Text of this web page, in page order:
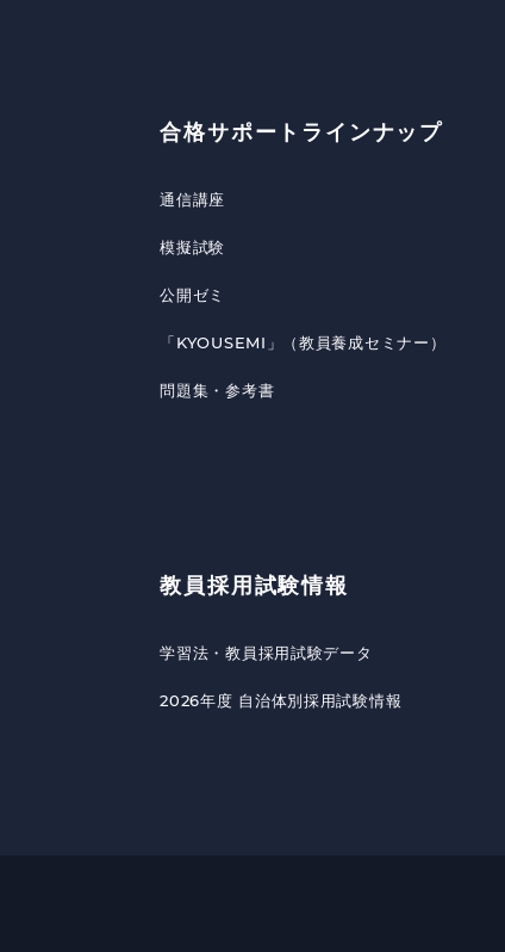
合格サポートラインナップ
通信講座
模擬試験
公開ゼミ
「KYOUSEMI」（教員養成セミナー）
問題集・参考書
教員採用試験情報
学習法・教員採用試験データ
2026年度 自治体別採用試験情報